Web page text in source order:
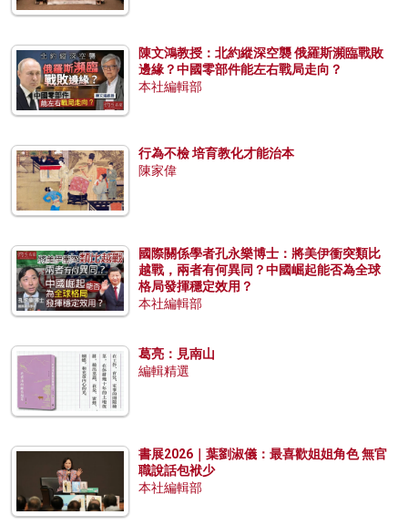
陳文鴻教授：北約縱深空襲 俄羅斯瀕臨戰敗
邊緣？中國零部件能左右戰局走向？
本社編輯部
行為不檢 培育教化才能治本
陳家偉
國際關係學者孔永樂博士：將美伊衝突類比
越戰，兩者有何異同？中國崛起能否為全球
格局發揮穩定效用？
本社編輯部
葛亮：見南山
編輯精選
書展2026｜葉劉淑儀：最喜歡姐姐角色 無官
職說話包袱少
本社編輯部